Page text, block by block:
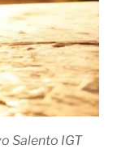
Salento IGT